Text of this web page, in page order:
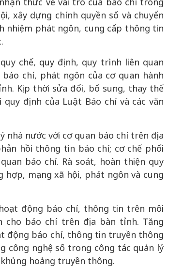
xây dựng chính quyền số và chuyển
nhiệm phát ngôn, cung cấp thông tin
chế, quy định, quy trình liên quan
chí, phát ngôn của cơ quan hành
Kịp thời sửa đổi, bổ sung, thay thế
định của Luật Báo chí và các văn
nhà nước với cơ quan báo chí trên địa
hồi thông tin báo chí; cơ chế phối
báo chí. Rà soát, hoàn thiện quy
mạng xã hội, phát ngôn và cung
động báo chí, thông tin trên môi
báo chí trên địa bàn tỉnh. Tăng
động báo chí, thông tin truyền thông
công nghệ số trong công tác quản lý
hoảng truyền thông.